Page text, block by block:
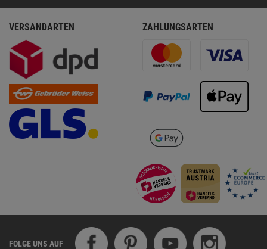
VERSANDARTEN ZAHLUNGSARTEN
FOLGE UNS AUF